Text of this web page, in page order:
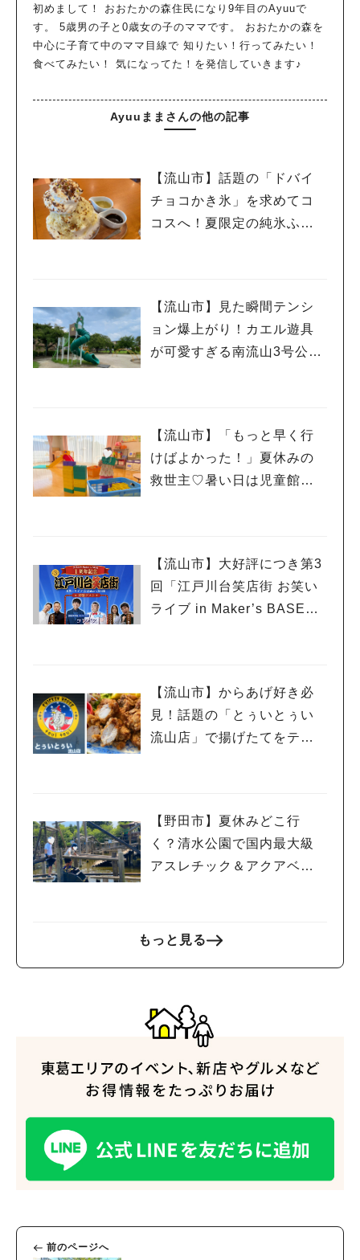
初めまして！ おおたかの森住民になり9年目のAyuuで
す。 5歳男の子と0歳女の子のママです。 おおたかの森を
中心に子育て中のママ目線で 知りたい！行ってみたい！
食べてみたい！ 気になってた！を発信していきます♪
Ayuuままさんの他の記事
【流山市】話題の「ドバイ
チョコかき氷」を求めてコ
コスへ！夏限定の純氷ふわ
【流山市】見た瞬間テンシ
ョン爆上がり！カエル遊具
が可愛すぎる南流山3号公園
【流山市】「もっと早く行
けばよかった！」夏休みの
救世主♡暑い日は児童館へ！
【流山市】大好評につき第3
回「江戸川台笑店街 お笑い
ライブ in Maker’s BASE」
【流山市】からあげ好き必
見！話題の「とぅいとぅい
流山店」で揚げたてをテイ
【野田市】夏休みどこ行
く？清水公園で国内最大級
アスレチック＆アクアベン
もっと見る
前のページへ